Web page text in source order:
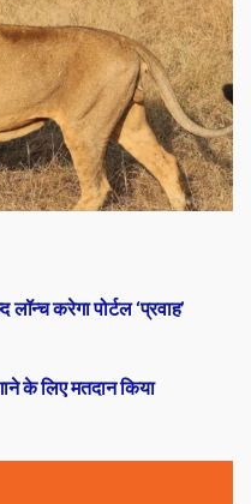
के लिए मतदान किया
करेगा पोर्टल ‘प्रवाह’